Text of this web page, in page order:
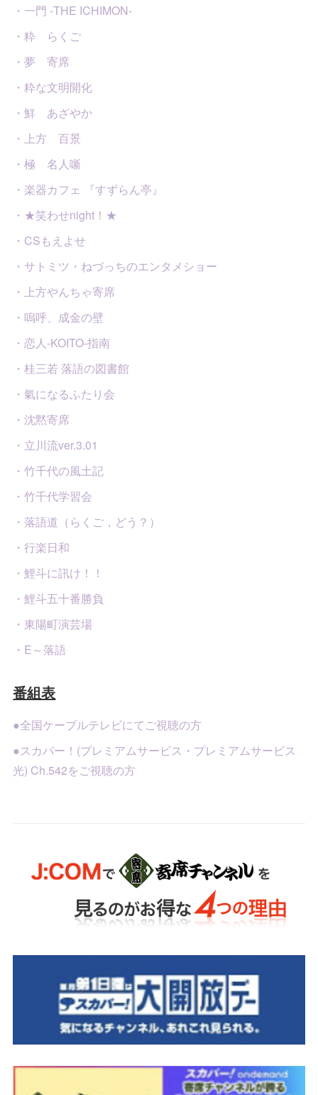
・一門 -THE ICHIMON-
・粋 らくご
・夢 寄席
・粋な文明開化
・鮮 あざやか
・上方 百景
・極 名人噺
・楽器カフェ 『すずらん亭』
・★笑わせnight！★
・CSもえよせ
・サトミツ・ねづっちのエンタメショー
・上方やんちゃ寄席
・嗚呼、成金の壁
・恋人-KOITO-指南
・桂三若 落語の図書館
・氣になるふたり会
・沈黙寄席
・立川流ver.3.01
・竹千代の風土記
・竹千代学習会
・落語道（らくご，どう？）
・行楽日和
・鯉斗に訊け！！
・鯉斗五十番勝負
・東陽町演芸場
・E～落語
番組表
●全国ケーブルテレビにてご視聴の方
●スカパー！(プレミアムサービス・プレミアムサービス
光) Ch.542をご視聴の方